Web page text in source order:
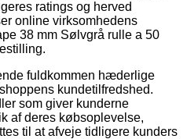
ratings og herved
online virksomhedens
38 mm Sølvgrå rulle a 50
fuldkommen hæderlige
kundetilfredshed.
som giver kunderne
af deres købsoplevelse,
til at afveje tidligere kunders